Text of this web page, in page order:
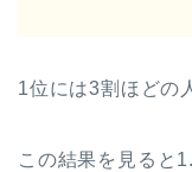
1位には3割ほどの
この結果を見ると